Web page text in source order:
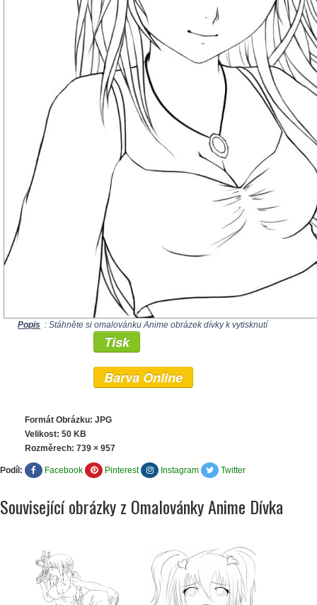
Popis : Stáhněte si omalovánku Anime obrázek dívky k vytisknutí
Tisk
Barva Online
Formát Obrázku: JPG
Velikost: 50 KB
Rozměrech: 739 × 957
Podíl: Facebook Pinterest Instagram Twitter
Související obrázky z Omalovánky Anime Dívka